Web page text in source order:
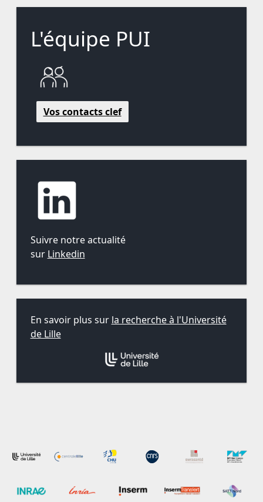
L'équipe PUI
Vos contacts clef
Suivre notre actualité
sur Linkedin
En savoir plus sur la recherche à l'Université
de Lille